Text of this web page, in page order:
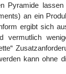
Pyramide
an ein
ergibt sich
vermutlich
kann ohne